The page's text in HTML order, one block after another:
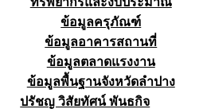
ข้อมูลครุภัณฑ์
ข้อมูลอาคารสถานที่
ข้อมูลตลาดแรงงาน
ข้อมูลพื้นฐานจังหวัดลำปาง
ปรัชญ วิสัยทัศน์ พันธกิจ